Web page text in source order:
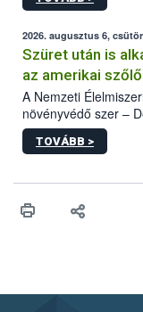
az intenzív
hatósággal is
2026. augusztus 6,
Szüret után is
az amerikai
A Nemzeti
növényvédő szer –
engedélyokiratát
egészen a
érésű szőlőkben is
felhasználók
TOVÁBB >